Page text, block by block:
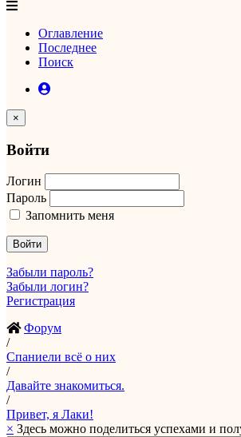
Оглавление
Последнее
Поиск
×
Войти
Логин
Пароль
Запомнить меня
Войти
Забыли пароль?
Забыли логин?
Регистрация
Форум
/
Спаниели всё о них
/
Давайте знакомиться.
/
Привет, я Лаки!
× Здесь можно поделиться успехами и